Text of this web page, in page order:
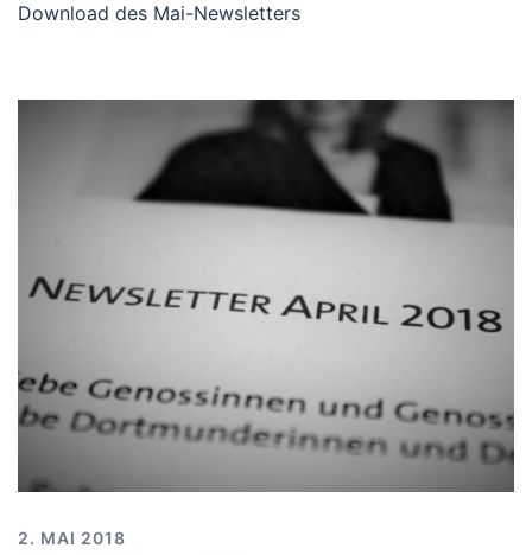
Download des Mai-Newsletters
2. MAI 2018